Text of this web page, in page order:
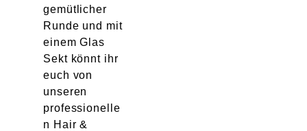
gemütlicher
Runde und mit
einem Glas
Sekt könnt ihr
euch von
unseren
professionelle
n Hair &